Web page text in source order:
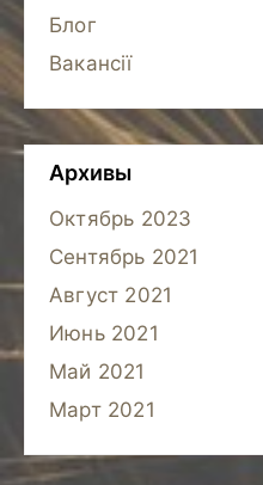
Блог
Вакансії
Архивы
Октябрь 2023
Сентябрь 2021
Август 2021
Июнь 2021
Май 2021
Март 2021